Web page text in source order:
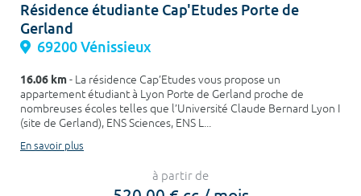
Résidence étudiante Cap'Etudes Porte de
Gerland
69200 Vénissieux
16.06 km- La résidence Cap’Etudes vous propose un
appartement étudiant à Lyon Porte de Gerland proche de
nombreuses écoles telles que l’Université Claude Bernard Lyon I
(site de Gerland), ENS Sciences, ENS L...
En savoir plus
à partir de